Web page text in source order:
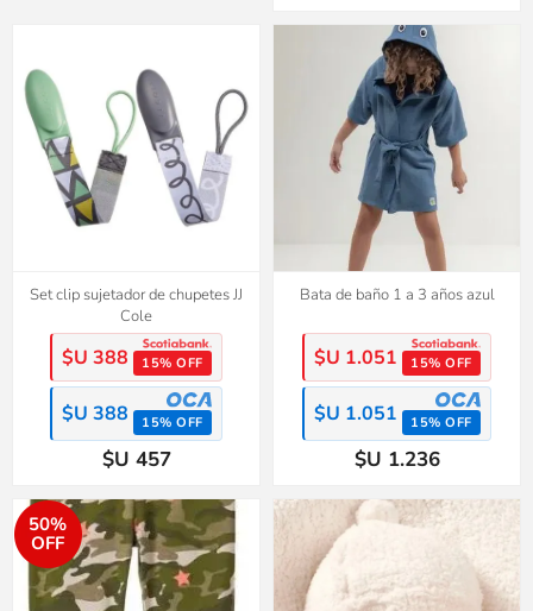
Set clip sujetador de chupetes JJ
Cole
$U 388 15% OFF
$U 388 15% OFF
$U 457
Bata de baño 1 a 3 años azul
$U 1.051 15% OFF
$U 1.051 15% OFF
$U 1.236
50%
OFF